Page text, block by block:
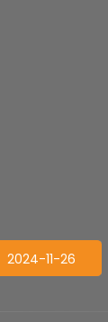
2024-11-26